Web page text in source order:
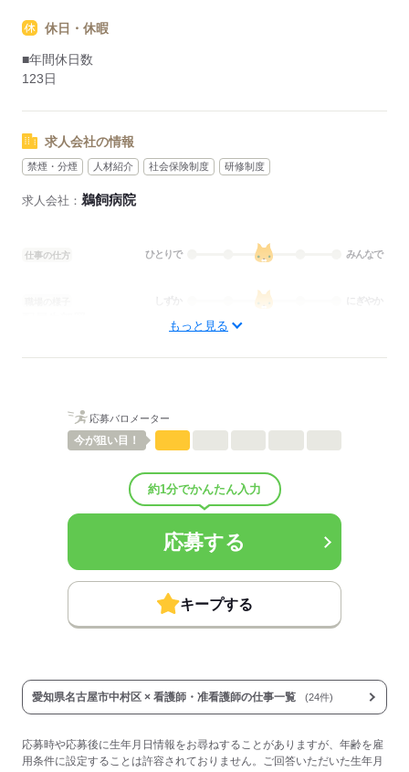
休日・休暇
■年間休日数
123日
求人会社の情報
禁煙・分煙 人材紹介 社会保険制度 研修制度
求人会社： 鵜飼病院
仕事の仕方 ひとりで みんなで
にぎやか
■退職金制度備考：
■その他手当：
住居手当（借家の場合）：最高21,000円
■受動喫煙防止措置：
敷地内禁煙
応募する
もっと見る
応募バロメーター
今が狙い目！
約1分でかんたん入力
応募する
キープする
愛知県名古屋市中村区 × 看護師・准看護師の仕事一覧 (24件)
応募時や応募後に生年月日情報をお尋ねすることがありますが、年齢を雇
用条件に設定することは許容されておりません。ご回答いただいた生年月